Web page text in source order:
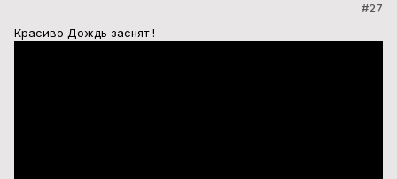
#27
Красиво Дождь заснят !